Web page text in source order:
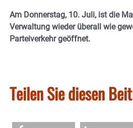
Am Donnerstag, 10. Juli, ist die
Verwaltung wieder überall wie
Parteiverkehr geöffnet.
Teilen Sie diesen